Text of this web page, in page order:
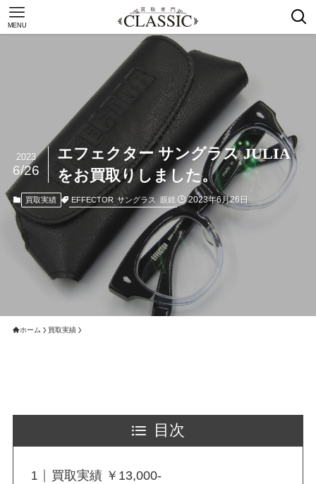
MENU
エフェクター サングラス JULIA
をお買取りしました。
2023
6/26
買取実績 EFFECTOR サングラス 眼鏡 2023年6月26日
ホーム 買取実績
目次
買取実績 ￥13,000-